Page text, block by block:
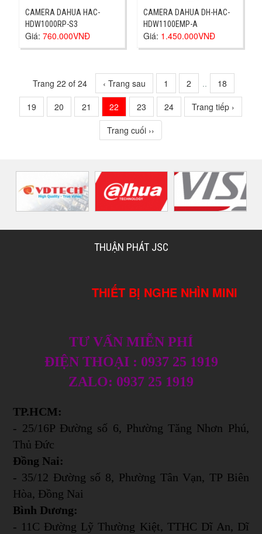
CAMERA DAHUA HAC-
HDW1000RP-S3
Giá:760.000VNĐ
CAMERA DAHUA DH-HAC-
HDW1100EMP-A
Giá: 1.450.000VNĐ
Trang 22 of 24 ‹ Trang sau 1 2 ..
18
19
20 21 22 23 24
Trang tiếp ›
Trang cuối ››
THUẬN PHÁT JSC
THIẾT BỊ NGHE NHÌN MINI
TƯ VẤN MIỄN PHÍ
ĐIỆN THOẠI : 0937 25 1919
ZALO: 0937 25 1919
TP.HCM:
- 25/16P Đường số 6, Phường Tăng Nhơn Phú,
Thủ Đức
Đồng Nai:
- 35/12 Đường số 8, Phường Tân Vạn, TP Biên
Hòa, Đồng Nai
Bình Dương:
- 11C Đường Lỹ Thường Kiệt, TTHC Dĩ An, Dĩ